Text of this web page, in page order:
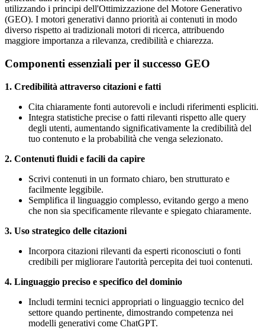
utilizzando i principi dell'Ottimizzazione del Motore Generativo
(GEO). I motori generativi danno priorità ai contenuti in modo
diverso rispetto ai tradizionali motori di ricerca, attribuendo
maggiore importanza a rilevanza, credibilità e chiarezza.
Componenti essenziali per il successo GEO
1. Credibilità attraverso citazioni e fatti
Cita chiaramente fonti autorevoli e includi riferimenti espliciti.
Integra statistiche precise o fatti rilevanti rispetto alle query
degli utenti, aumentando significativamente la credibilità del
tuo contenuto e la probabilità che venga selezionato.
2. Contenuti fluidi e facili da capire
Scrivi contenuti in un formato chiaro, ben strutturato e
facilmente leggibile.
Semplifica il linguaggio complesso, evitando gergo a meno
che non sia specificamente rilevante e spiegato chiaramente.
3. Uso strategico delle citazioni
Incorpora citazioni rilevanti da esperti riconosciuti o fonti
credibili per migliorare l'autorità percepita dei tuoi contenuti.
4. Linguaggio preciso e specifico del dominio
Includi termini tecnici appropriati o linguaggio tecnico del
settore quando pertinente, dimostrando competenza nei
modelli generativi come ChatGPT.